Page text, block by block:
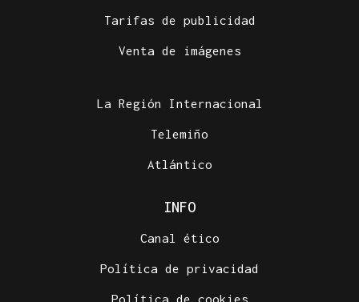
Tarifas de publicidad
Venta de imágenes
La Región Internacional
Telemiño
Atlántico
INFO
Canal ético
Política de privacidad
Política de cookies